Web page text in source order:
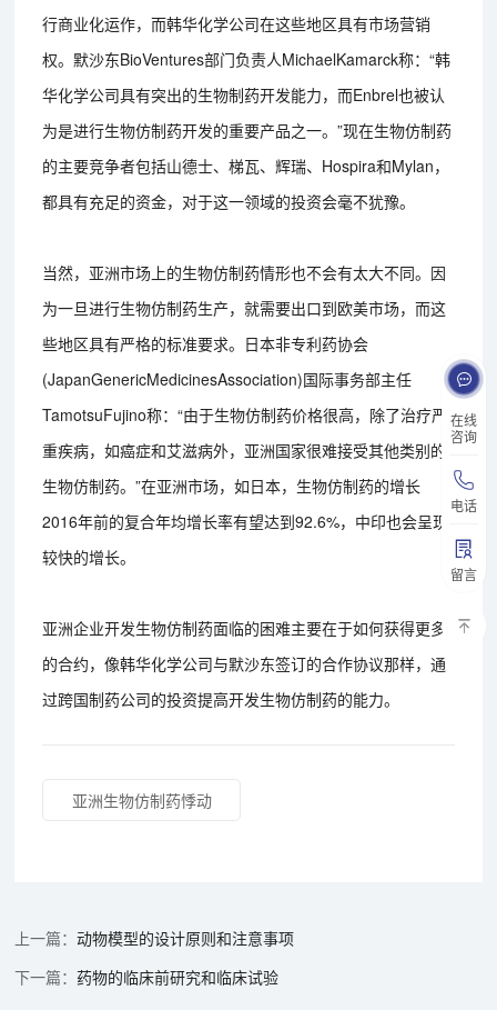
在线
咨询
电话
留言
行商业化运作，而韩华化学公司在这些地区具有市场营销
权。默沙东BioVentures部门负责人MichaelKamarck称：“韩
华化学公司具有突出的生物制药开发能力，而Enbrel也被认
为是进行生物仿制药开发的重要产品之一。”现在生物仿制药
的主要竞争者包括山德士、梯瓦、辉瑞、Hospira和Mylan，
都具有充足的资金，对于这一领域的投资会毫不犹豫。
当然，亚洲市场上的生物仿制药情形也不会有太大不同。因
为一旦进行生物仿制药生产，就需要出口到欧美市场，而这
些地区具有严格的标准要求。日本非专利药协会
(JapanGenericMedicinesAssociation)国际事务部主任
TamotsuFujino称：“由于生物仿制药价格很高，除了治疗严
重疾病，如癌症和艾滋病外，亚洲国家很难接受其他类别的
生物仿制药。”在亚洲市场，如日本，生物仿制药的增长
2016年前的复合年均增长率有望达到92.6%，中印也会呈现
较快的增长。
亚洲企业开发生物仿制药面临的困难主要在于如何获得更多
的合约，像韩华化学公司与默沙东签订的合作协议那样，通
过跨国制药公司的投资提高开发生物仿制药的能力。
亚洲生物仿制药悸动
动物模型的设计原则和注意事项
药物的临床前研究和临床试验